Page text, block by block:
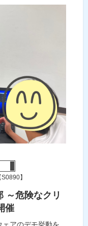
】
～危険なクリ
催